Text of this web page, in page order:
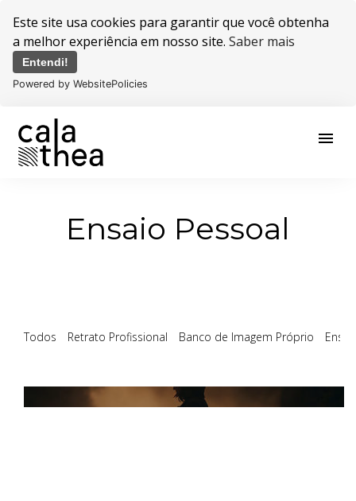
Este site usa cookies para garantir que você obtenha
a melhor experiência em nosso site. Saber mais
Entendi!
Powered by WebsitePolicies
menu
Ensaio Pessoal
Todos Retrato Profissional Banco de Imagem Próprio
Ensaio Pessoal